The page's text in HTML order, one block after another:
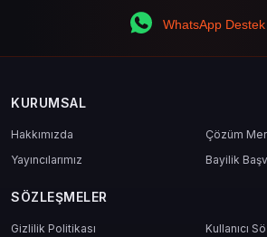
WhatsApp Destek
KURUMSAL
Hakkımızda
Çözüm
Yayıncılarımız
Bayilik
SÖZLEŞMELER
Gizlilik Politikası
Kullanıcı